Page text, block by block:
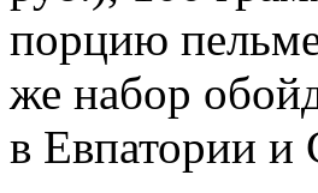
порцию
же набор
в Евпатории и